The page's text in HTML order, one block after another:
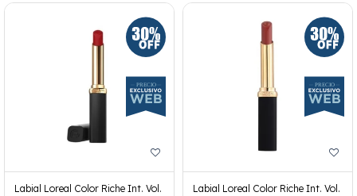
Labial Loreal Color Riche Int. Vol.
Labial Loreal Color Riche Int. Vol.